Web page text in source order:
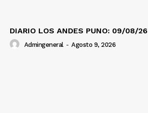
DIARIO LOS ANDES PUNO: 09/08/26
Admingeneral - Agosto 9, 2026